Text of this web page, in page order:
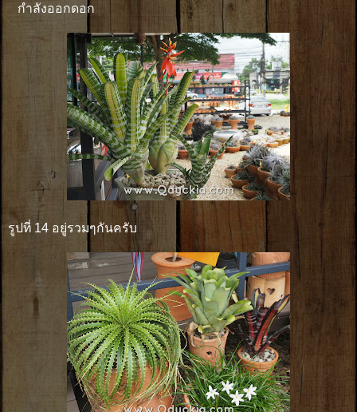
กำลังออกดอก
รูปที่ 14 อยู่รวมๆกันครับ